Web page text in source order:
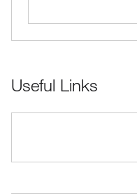
Useful Links